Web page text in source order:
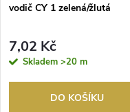
vodič CY 1 zelená/žlutá
7,02 Kč
Skladem >20 m
DO KOŠÍKU